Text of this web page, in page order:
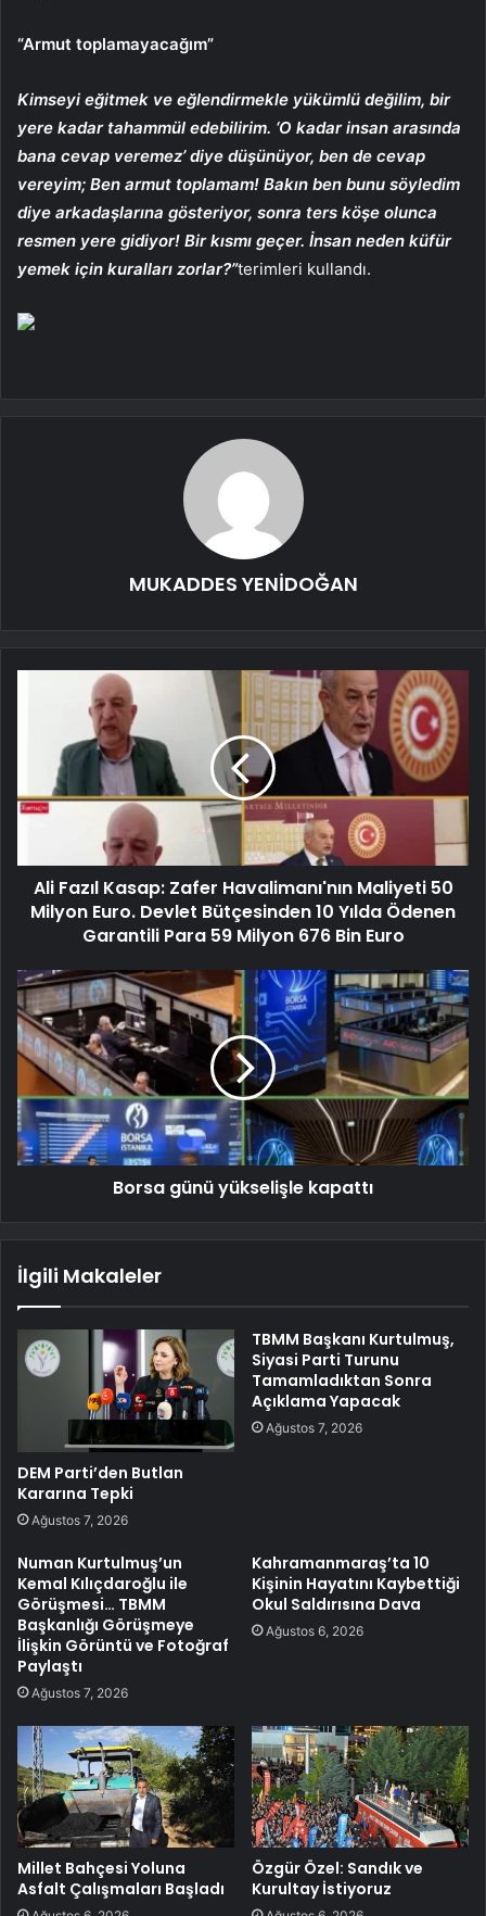
“Armut toplamayacağım”
Kimseyi eğitmek ve eğlendirmekle yükümlü değilim, bir
yere kadar tahammül edebilirim. ‘O kadar insan arasında
bana cevap veremez’ diye düşünüyor, ben de cevap
vereyim; Ben armut toplamam! Bakın ben bunu söyledim
diye arkadaşlarına gösteriyor, sonra ters köşe olunca
resmen yere gidiyor! Bir kısmı geçer. İnsan neden küfür
yemek için kuralları zorlar?”terimleri kullandı.
MUKADDES YENİDOĞAN
Ali Fazıl Kasap: Zafer Havalimanı'nın Maliyeti 50
Milyon Euro. Devlet Bütçesinden 10 Yılda Ödenen
Garantili Para 59 Milyon 676 Bin Euro
Borsa günü yükselişle kapattı
İlgili Makaleler
DEM Parti’den Butlan
Kararına Tepki
Ağustos 7, 2026
TBMM Başkanı Kurtulmuş,
Siyasi Parti Turunu
Tamamladıktan Sonra
Açıklama Yapacak
Ağustos 7, 2026
Numan Kurtulmuş’un
Kemal Kılıçdaroğlu ile
Görüşmesi… TBMM
Başkanlığı Görüşmeye
İlişkin Görüntü ve Fotoğraf
Paylaştı
Ağustos 7, 2026
Kahramanmaraş’ta 10
Kişinin Hayatını Kaybettiği
Okul Saldırısına Dava
Ağustos 6, 2026
Millet Bahçesi Yoluna
Asfalt Çalışmaları Başladı
Özgür Özel: Sandık ve
Kurultay İstiyoruz